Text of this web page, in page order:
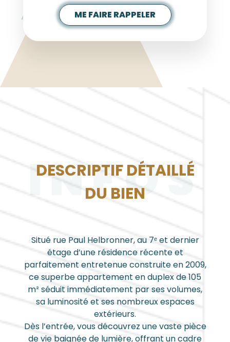
ME FAIRE RAPPELER
INFOS
DESCRIPTIF DÉTAILLÉ
DU BIEN
Situé rue Paul Helbronner, au 7ᵉ et dernier
étage d’une résidence récente et
parfaitement entretenue construite en 2009,
ce superbe appartement en duplex de 105
m² séduit immédiatement par ses volumes,
sa luminosité et ses nombreux espaces
extérieurs.
Dès l’entrée, vous découvrez une vaste pièce
de vie baignée de lumière, offrant un cadre